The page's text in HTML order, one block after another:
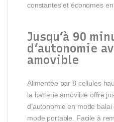
constantes et économes en
Jusqu’à 90
d’autonomie
amovible
Alimentée par 8 cellules
la batterie amovible offre
d’autonomie en mode
mode portable. Facile à